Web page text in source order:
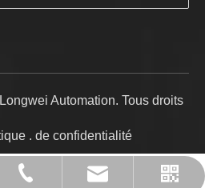
13305721922
0572-2590232
WhatsApp
Automation. Tous droits
. de confidentialité